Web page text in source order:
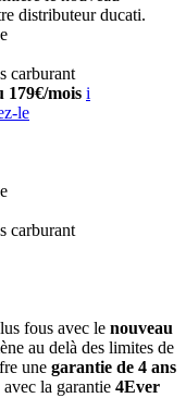
distributeur ducati.
carburant
179€/mois i
le
carburant
fous avec le nouveau
au delà des limites de
une garantie de 4 ans
la garantie 4Ever